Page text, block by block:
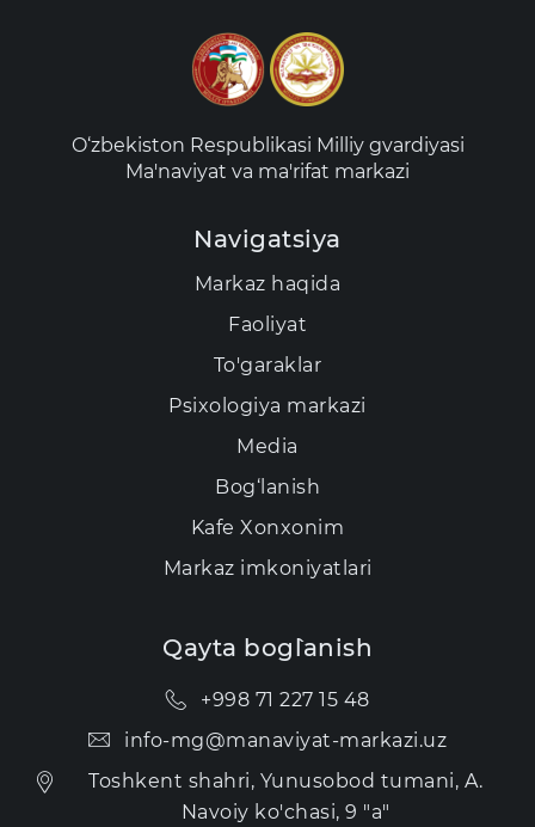
O‘zbekiston Respublikasi Milliy gvardiyasi
Ma'naviyat va ma'rifat markazi
Navigatsiya
Markaz haqida
Faoliyat
To'garaklar
Psixologiya markazi
Media
Bog‘lanish
Kаfе Xonxonim
Markaz imkoniyatlari
Qayta bog`lanish
+998 71 227 15 48
info-mg@manaviyat-markazi.uz
Toshkent shahri, Yunusobod tumani, A.
Navoiy ko'chasi, 9 "a"